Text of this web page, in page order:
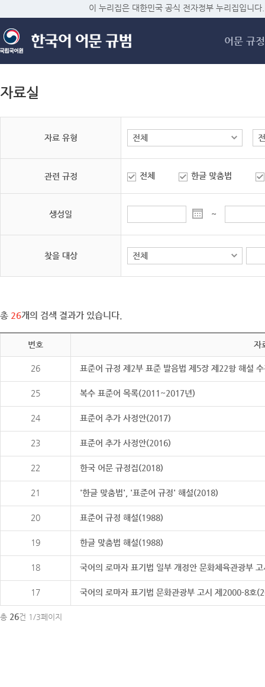
메
이 누리집은 대한민국 공식 전자정부 누리집입니다.
어문 규정
자료실
자료 유형
관련 규정 전체 한글 맞춤법
생성일 ~
찾을 대상
총 26개의 검색 결과가 있습니다.
번호 자
26 표준어 규정 제2부 표준 발음법 제5장 제22항 해설
25 복수 표준어 목록(2011~2017년)
24 표준어 추가 사정안(2017)
23 표준어 추가 사정안(2016)
22 한국 어문 규정집(2018)
21 '한글 맞춤법', '표준어 규정' 해설(2018)
20 표준어 규정 해설(1988)
19 한글 맞춤법 해설(1988)
18 국어의 로마자 표기법 일부 개정안 문화체육관광부
17 국어의 로마자 표기법 문화관광부 고시 제2000-8호
총 26건 1/3페이지